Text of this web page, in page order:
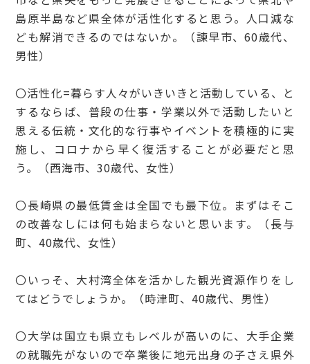
島原半島など県全体が活性化すると思う。人口減な
ども解消できるのではないか。（諫早市、60歳代、
男性）
〇活性化=暮らす人々がいきいきと活動している、と
するならば、普段の仕事・学業以外で活動したいと
思える伝統・文化的な行事やイベントを積極的に実
施し、コロナから早く復活することが必要だと思
う。（西海市、30歳代、女性）
〇長崎県の最低賃金は全国でも最下位。まずはそこ
の改善なしには何も始まらないと思います。（長与
町、40歳代、女性）
〇いっそ、大村湾全体を活かした観光資源作りをし
てはどうでしょうか。（時津町、40歳代、男性）
〇大学は国立も県立もレベルが高いのに、大手企業
の就職先がないので卒業後に地元出身の子さえ県外